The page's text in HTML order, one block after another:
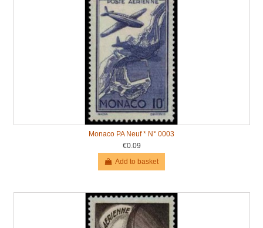
Monaco PA Neuf * N° 0003
€0.09
Add to basket